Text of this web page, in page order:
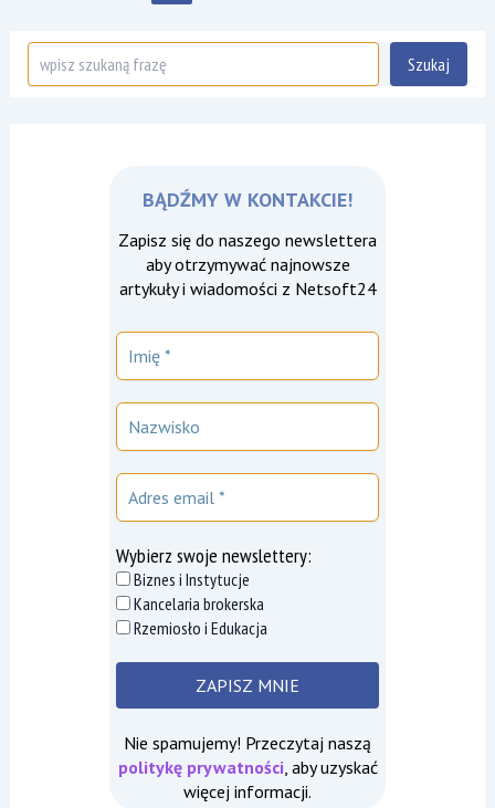
Szukaj
Szukaj
BĄDŹMY W KONTAKCIE!
Zapisz się do naszego newslettera
aby otrzymywać najnowsze
artykuły i wiadomości z Netsoft24
Wybierz swoje newslettery:
Biznes i Instytucje
Kancelaria brokerska
Rzemiosło i Edukacja
Nie spamujemy! Przeczytaj naszą
politykę prywatności, aby uzyskać
więcej informacji.